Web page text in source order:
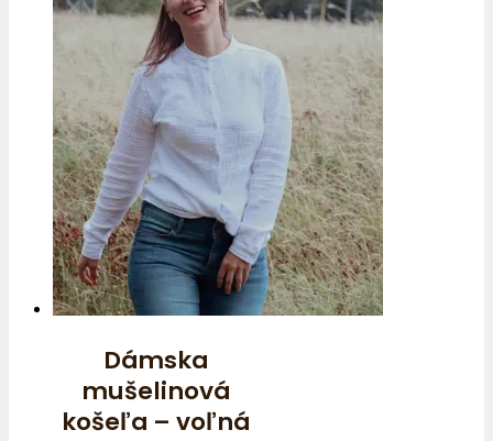
Dámska
mušelinová
košeľa – voľná